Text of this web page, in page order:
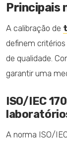
Principais
A calibração de
definem
de qualidade.
garantir uma
ISO/IEC
A norma ISO/